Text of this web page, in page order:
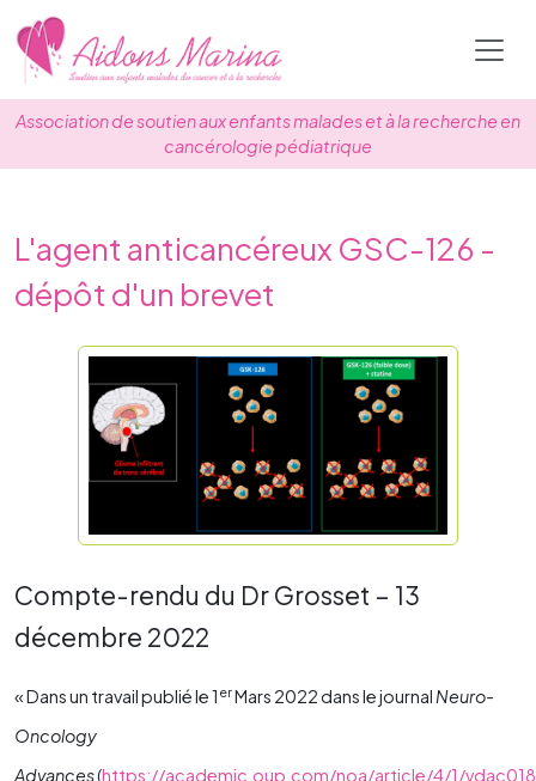
Skip
content
Association de soutien aux enfants malades et à la recherche en
cancérologie pédiatrique
L'agent anticancéreux GSC-126 -
dépôt d'un brevet
Compte-rendu du Dr Grosset – 13
décembre 2022
« Dans un travail publié le 1 erMars 2022 dans le journal Neuro-
Oncology
Advances(https://academic.oup.com/noa/article/4/1/